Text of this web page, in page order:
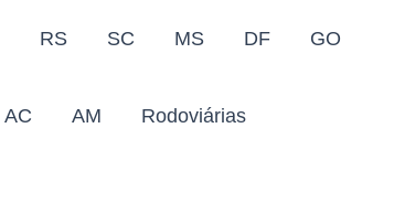
RS SC MS DF GO
AC AM Rodoviárias